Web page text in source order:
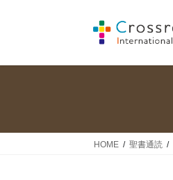
HOME 聖書通読